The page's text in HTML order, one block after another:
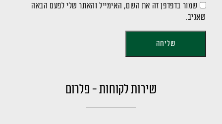
שמור בדפדפן זה את השם, האימייל והאתר שלי לפעם הבאה
שאגיב.
שירות לקוחות - פלרום